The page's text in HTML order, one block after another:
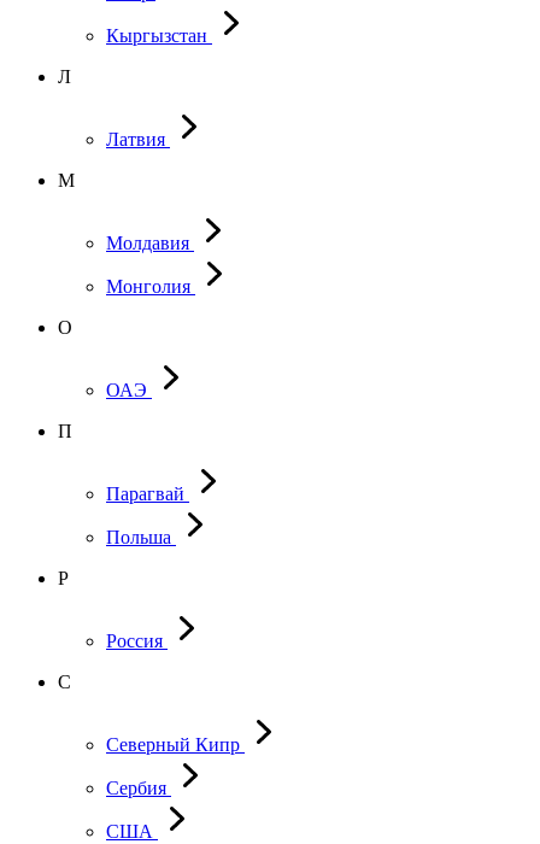
Кыргызстан
Л
Латвия
М
Молдавия
Монголия
О
ОАЭ
П
Парагвай
Польша
Р
Россия
С
Северный Кипр
Сербия
США